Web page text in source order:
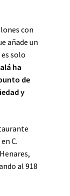
con
añade un
solo
ha
de
y
C.
al 918